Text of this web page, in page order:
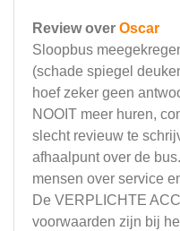
Review over Oscar
Sloopbus
(schade spiegel
hoef zeker geen
NOOIT meer huren,
slecht revieuw te
afhaalpunt over de
mensen over service
De VERPLICHTE
voorwaarden zijn bij